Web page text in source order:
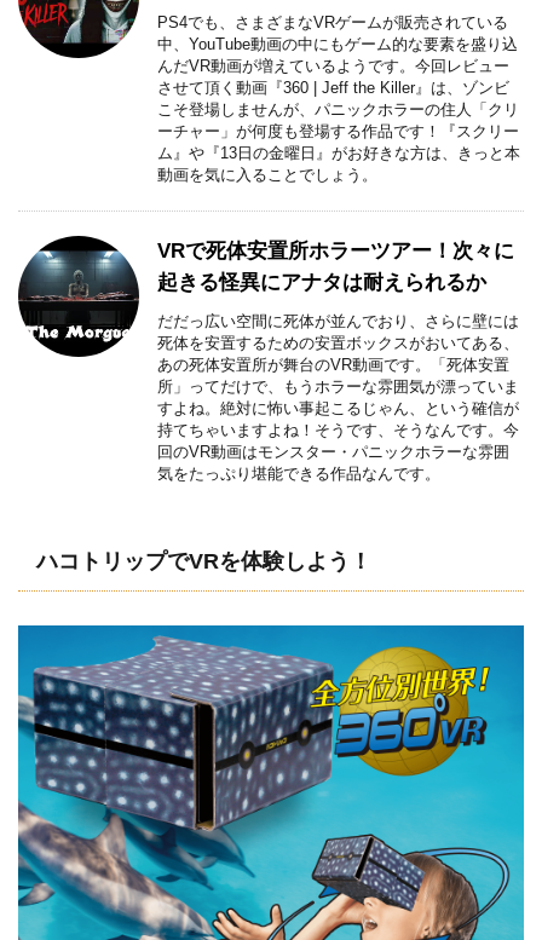
PS4でも、さまざまなVRゲームが販売されている
中、YouTube動画の中にもゲーム的な要素を盛り込
んだVR動画が増えているようです。今回レビュー
させて頂く動画『360 | Jeff the Killer』は、ゾンビ
こそ登場しませんが、パニックホラーの住人「クリ
ーチャー」が何度も登場する作品です！『スクリー
ム』や『13日の金曜日』がお好きな方は、きっと本
動画を気に入ることでしょう。
VRで死体安置所ホラーツアー！次々に
起きる怪異にアナタは耐えられるか
だだっ広い空間に死体が並んでおり、さらに壁には
死体を安置するための安置ボックスがおいてある、
あの死体安置所が舞台のVR動画です。「死体安置
所」ってだけで、もうホラーな雰囲気が漂っていま
すよね。絶対に怖い事起こるじゃん、という確信が
持てちゃいますよね！そうです、そうなんです。今
回のVR動画はモンスター・パニックホラーな雰囲
気をたっぷり堪能できる作品なんです。
ハコトリップでVRを体験しよう！